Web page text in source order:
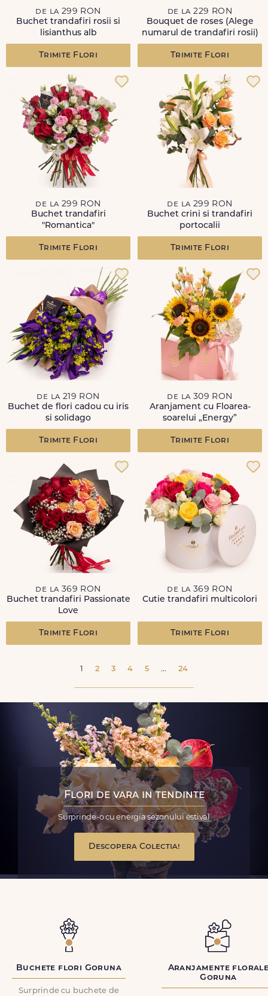
de la 299 RON
Buchet trandafiri rosii si
lisianthus alb
Trimite Flori
de la 229 RON
Bouquet de roses (Alege
numarul de trandafiri rosii)
Trimite Flori
de la 299 RON
Buchet trandafiri
"Romantica"
Trimite Flori
de la 299 RON
Buchet crini si trandafiri
portocalii
Trimite Flori
de la 219 RON
Buchet de flori cadou cu iris
si solidago
Trimite Flori
de la 309 RON
Aranjament cu Floarea-
soarelui „Energy”
Trimite Flori
de la 369 RON
Buchet trandafiri Passionate
Love
Trimite Flori
de la 369 RON
Cutie trandafiri multicolori
Trimite Flori
1 2 3 4 5 ... 24
Flori de vara in tendinte
Surprinde-o cu energia sezonului estival
Descopera Colectia!
Buchete flori Goruna
Surprinde cu buchete de
Aranjamente
Goruna